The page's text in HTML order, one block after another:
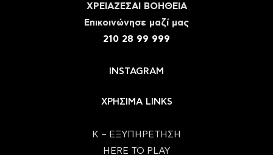
ΧΡΕΙΑΖΕΣΑΙ ΒΟΗΘΕΙΑ
Eπικοινώνησε μαζί μας
210 28 99 999
INSTAGRAM
ΧΡΗΣΙΜΑ LINKS
Κ – ΕΞΥΠΗΡΕΤΗΣΗ
HERE TO PLAY